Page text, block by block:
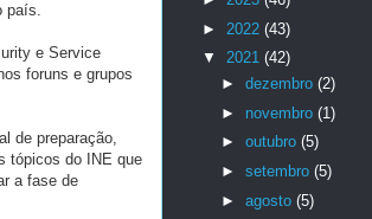
país.
e Service
foruns e grupos
de preparação,
tópicos do INE que
a fase de
► 2022 (43)
▼ 2021 (42)
► dezembro (2)
► novembro (1)
► outubro (5)
► setembro (5)
► agosto (5)